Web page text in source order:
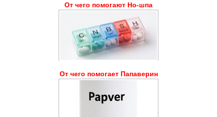
От чего помогают Но-шпа
От чего помогает Папаверин